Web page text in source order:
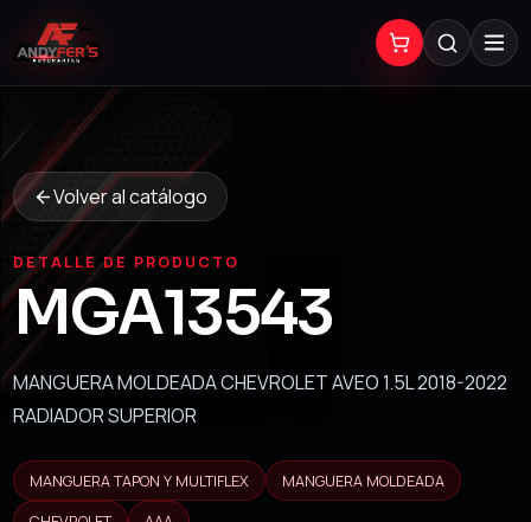
Volver al catálogo
DETALLE DE PRODUCTO
MGA13543
MANGUERA MOLDEADA CHEVROLET AVEO 1.5L 2018-2022
RADIADOR SUPERIOR
MANGUERA TAPON Y MULTIFLEX
MANGUERA MOLDEADA